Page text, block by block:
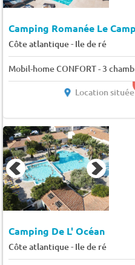
Camping Romanée Le
Côte atlantique- Ile de ré
Mobil-home CONFORT - 3
Location
Camping De L' Océan
Côte atlantique- Ile de ré